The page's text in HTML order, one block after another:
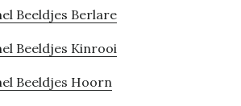
Beeldjes Berlare
Beeldjes Kinrooi
Beeldjes Hoorn